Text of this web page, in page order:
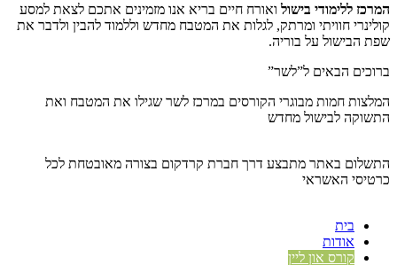
המרכז ללימודי בישול ואורח חיים בריא אנו מזמינים אתכם לצאת למסע
קולינרי חוויתי ומרתק, לגלות את המטבח מחדש וללמוד להבין ולדבר את
שפת הבישול על בוריה.
ברוכים הבאים ל”לשר”
המלצות חמות מבוגרי הקורסים במרכז לשר שגילו את המטבח ואת
התשוקה לבישול מחדש
התשלום באתר מתבצע דרך חברת קרדקום בצורה מאובטחת לכל
כרטיסי האשראי
בית
אודות
קורס און ליין